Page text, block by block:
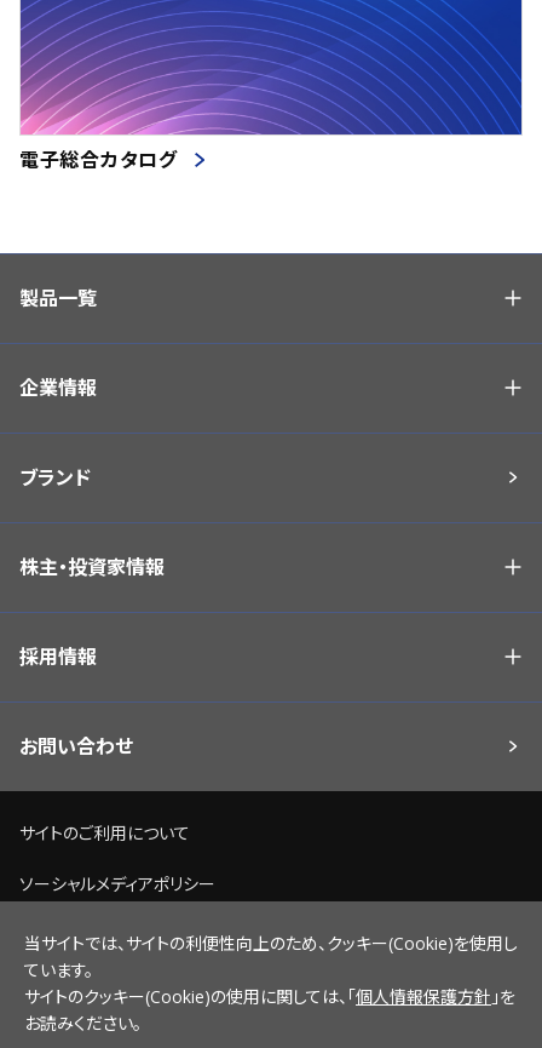
電子総合カタログ
製品一覧
企業情報
ブランド
株主・投資家情報
採用情報
お問い合わせ
サイトのご利用について
ソーシャルメディアポリシー
個人情報保護方針
脆弱性情報開示ポリシー
サイトマップ
当サイトでは、サイトの利便性向上のため、クッキー(Cookie)を使用し
ています。
サイトのクッキー(Cookie)の使用に関しては、「個人情報保護方針 」を
お読みください。